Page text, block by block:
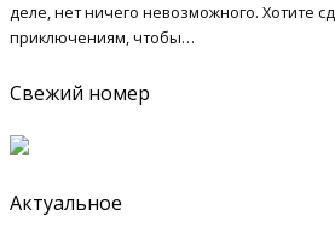
деле, нет ничего невозможного. Хотите
приключениям, чтобы…
Свежий номер
Актуальное